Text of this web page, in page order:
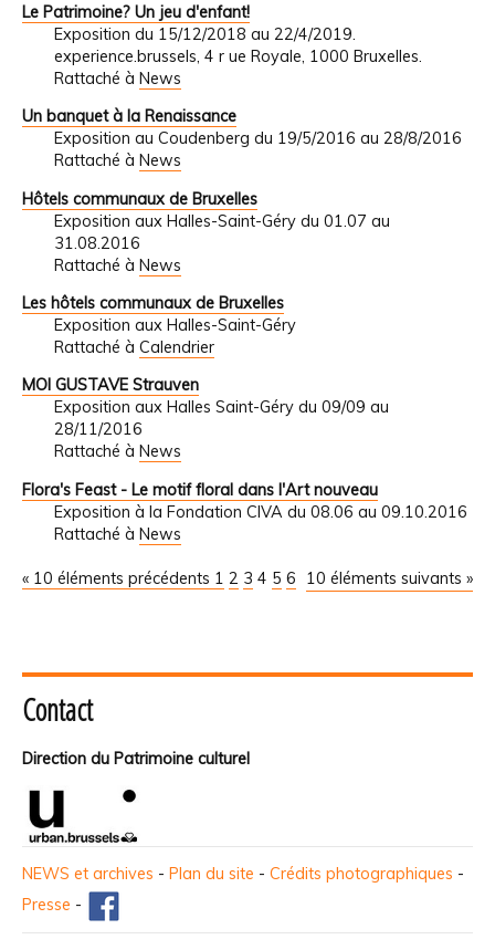
Le Patrimoine? Un jeu d'enfant!
Exposition du 15/12/2018 au 22/4/2019.
experience.brussels, 4 r ue Royale, 1000 Bruxelles.
Rattaché à News
Un banquet à la Renaissance
Exposition au Coudenberg du 19/5/2016 au 28/8/2016
Rattaché à News
Hôtels communaux de Bruxelles
Exposition aux Halles-Saint-Géry du 01.07 au
31.08.2016
Rattaché à News
Les hôtels communaux de Bruxelles
Exposition aux Halles-Saint-Géry
Rattaché à Calendrier
MOI GUSTAVE Strauven
Exposition aux Halles Saint-Géry du 09/09 au
28/11/2016
Rattaché à News
Flora's Feast - Le motif floral dans l'Art nouveau
Exposition à la Fondation CIVA du 08.06 au 09.10.2016
Rattaché à News
« 10 éléments précédents 10 éléments suivants »
1 2 3 4 5 6
Contact
Direction du Patrimoine culturel
NEWS et archives - Plan du site - Crédits photographiques -
Presse -